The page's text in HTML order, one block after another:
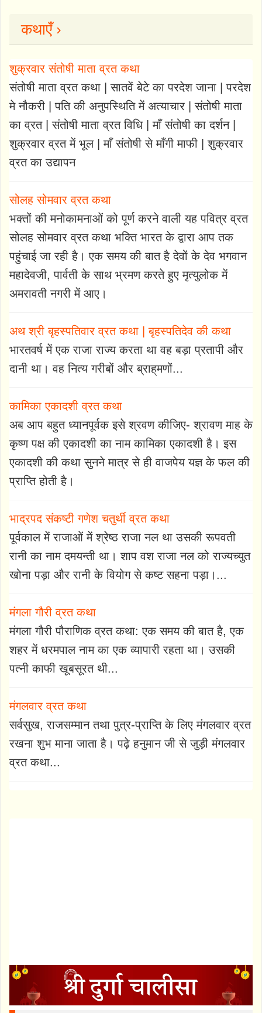
कथाएँ ›
शुक्रवार संतोषी माता व्रत कथा
संतोषी माता व्रत कथा | सातवें बेटे का परदेश जाना | परदेश
मे नौकरी | पति की अनुपस्थिति में अत्याचार | संतोषी माता
का व्रत | संतोषी माता व्रत विधि | माँ संतोषी का दर्शन |
शुक्रवार व्रत में भूल | माँ संतोषी से माँगी माफी | शुक्रवार
व्रत का उद्यापन
सोलह सोमवार व्रत कथा
भक्तों की मनोकामनाओं को पूर्ण करने वाली यह पवित्र व्रत
सोलह सोमवार व्रत कथा भक्ति भारत के द्वारा आप तक
पहुंचाई जा रही है। एक समय की बात है देवों के देव भगवान
महादेवजी, पार्वती के साथ भ्रमण करते हुए मृत्युलोक में
अमरावती नगरी में आए।
अथ श्री बृहस्पतिवार व्रत कथा | बृहस्पतिदेव की कथा
भारतवर्ष में एक राजा राज्य करता था वह बड़ा प्रतापी और
दानी था। वह नित्य गरीबों और ब्राह्‌मणों...
कामिका एकादशी व्रत कथा
अब आप बहुत ध्यानपूर्वक इसे श्रवण कीजिए- श्रावण माह के
कृष्ण पक्ष की एकादशी का नाम कामिका एकादशी है। इस
एकादशी की कथा सुनने मात्र से ही वाजपेय यज्ञ के फल की
प्राप्ति होती है।
भाद्रपद संकष्टी गणेश चतुर्थी व्रत कथा
पूर्वकाल में राजाओं में श्रेष्ठ राजा नल था उसकी रूपवती
रानी का नाम दमयन्ती था। शाप वश राजा नल को राज्यच्युत
खोना पड़ा और रानी के वियोग से कष्ट सहना पड़ा।...
मंगला गौरी व्रत कथा
मंगला गौरी पौराणिक व्रत कथा: एक समय की बात है, एक
शहर में धरमपाल नाम का एक व्यापारी रहता था। उसकी
पत्नी काफी खूबसूरत थी...
मंगलवार व्रत कथा
सर्वसुख, राजसम्मान तथा पुत्र-प्राप्ति के लिए मंगलवार व्रत
रखना शुभ माना जाता है। पढ़े हनुमान जी से जुड़ी मंगलवार
व्रत कथा...